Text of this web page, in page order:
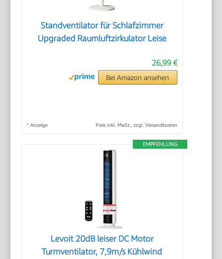
Standventilator für Schlafzimmer
Upgraded Raumluftzirkulator Leise
26,99 €
Bei Amazon ansehen
* Anzeige Preis inkl. MwSt., zzgl. Versandkosten
EMPFEHLUNG
Levoit 20dB leiser DC Motor
Turmventilator, 7,9m/s Kühlwind